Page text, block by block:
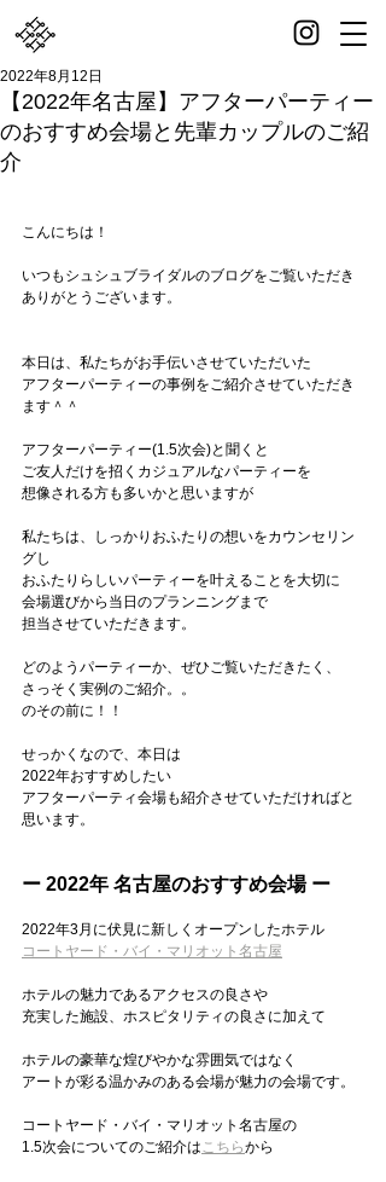
【2022年名古屋】アフターパーティー
のおすすめ会場と先輩カップルのご紹
介
2022年8月12日
こんにちは！
いつもシュシュブライダルのブログをご覧いただき
ありがとうございます。
本日は、私たちがお手伝いさせていただいた
アフターパーティーの事例をご紹介させていただき
ます＾＾
アフターパーティー(1.5次会)と聞くと
ご友人だけを招くカジュアルなパーティーを
想像される方も多いかと思いますが
私たちは、しっかりおふたりの想いをカウンセリン
グし
おふたりらしいパーティーを叶えることを大切に
会場選びから当日のプランニングまで
担当させていただきます。
どのようパーティーか、ぜひご覧いただきたく、
さっそく実例のご紹介。。
のその前に！！
せっかくなので、本日は
2022年おすすめしたい
アフターパーティ会場も紹介させていただければと
思います。
ー 2022年 名古屋のおすすめ会場 ー
2022年3月に伏見に新しくオープンしたホテル
コートヤード・バイ・マリオット名古屋
ホテルの魅力であるアクセスの良さや
充実した施設、ホスピタリティの良さに加えて
ホテルの豪華な煌びやかな雰囲気ではなく
アートが彩る温かみのある会場が魅力の会場です。
コートヤード・バイ・マリオット名古屋の
1.5次会についてのご紹介はこちらから